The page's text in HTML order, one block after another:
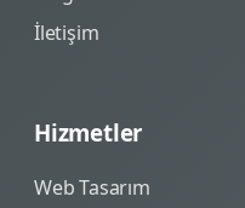
İletişim
Hizmetler
Web Tasarım